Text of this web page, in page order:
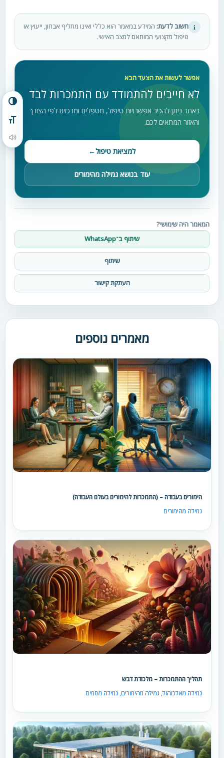
הפעל/כבה ניגודיות גבוהה
מתג גודל גופן
הקראת תוכן העמוד
i חשוב לדעת: המידע במאמר הוא כללי ואינו מחליף אבחון, ייעוץ או
טיפול מקצועי המותאם למצב האישי.
אפשר לעשות את הצעד הבא
לא חייבים להתמודד עם התמכרות לבד
באתר ניתן להכיר אפשרויות טיפול, מטפלים ומרכזים לפי הצורך
והאזור המתאים לכם.
למציאת טיפול←
עוד בנושא גמילה מהימורים
המאמר היה שימושי?
שיתוף ב־WhatsApp
שיתוף
העתקת קישור
מאמרים נוספים
הימורים בעבודה – (התמכרות להימורים בעולם העבודה)
גמילה מהימורים
תהליך ההתמכרות – מלכודת דבש
גמילה מאלכוהול, גמילה מהימורים, גמילה מסמים